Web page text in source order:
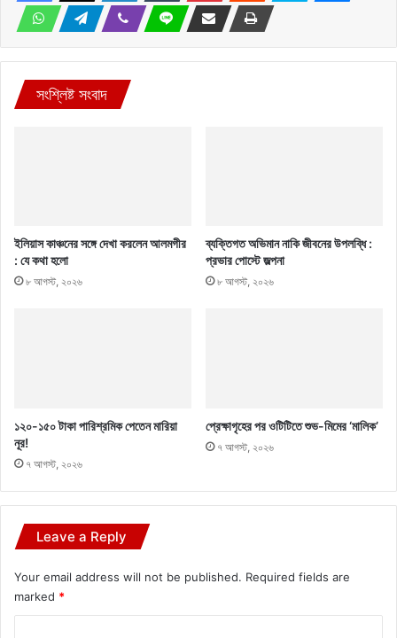
সংশ্লিষ্ট সংবাদ
ইলিয়াস কাঞ্চনের সঙ্গে দেখা করলেন আলমগীর
: যে কথা হলো
৮ আগস্ট, ২০২৬
ব্যক্তিগত অভিমান নাকি জীবনের উপলব্ধি :
প্রভার পোস্টে জল্পনা
৮ আগস্ট, ২০২৬
১২০-১৫০ টাকা পারিশ্রমিক পেতেন মারিয়া
নূর!
৭ আগস্ট, ২০২৬
প্রেক্ষাগৃহের পর ওটিটিতে শুভ-মিমের ‘মালিক’
৭ আগস্ট, ২০২৬
Leave a Reply
Your email address will not be published. Required fields are
marked *